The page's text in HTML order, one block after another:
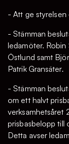
- Att ge styrelsen
- Stämman
ledamöter.
Östlund samt
Patrik Gransäter.
- Stämman
om ett halvt
verksamhetsåret
prisbasbelopp till
Detta avser